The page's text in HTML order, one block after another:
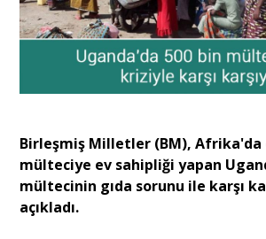
Dünya
Söyleşi
Birleşmiş Milletler (BM), Afrika'da
mülteciye ev sahipliği yapan
mültecinin gıda sorunu ile karşı
açıkladı.